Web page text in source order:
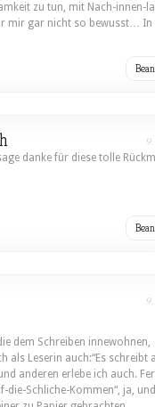
zu tun, mit Nach-innen-
mir gar nicht so bewusst… In
danke für diese tolle
dem Schreiben innewohnen,
als Leserin auch:“Es schreibt
anderen erlebe ich auch.
Schliche-Kommen“, ja,